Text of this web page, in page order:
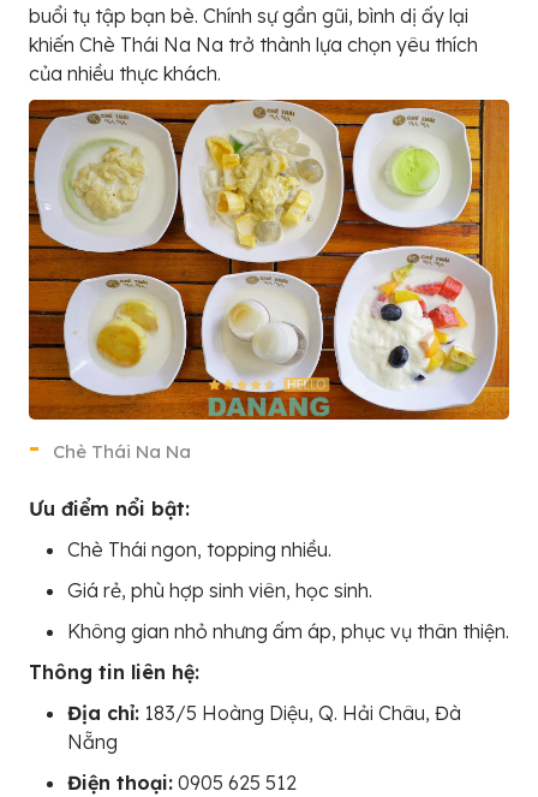
buổi tụ tập bạn bè. Chính sự gần gũi, bình dị ấy lại
khiến Chè Thái Na Na trở thành lựa chọn yêu thích
của nhiều thực khách.
Chè Thái Na Na
Ưu điểm nổi bật:
Chè Thái ngon, topping nhiều.
Giá rẻ, phù hợp sinh viên, học sinh.
Không gian nhỏ nhưng ấm áp, phục vụ thân thiện.
Thông tin liên hệ:
Địa chỉ: 183/5 Hoàng Diệu, Q. Hải Châu, Đà
Nẵng
Điện thoại: 0905 625 512